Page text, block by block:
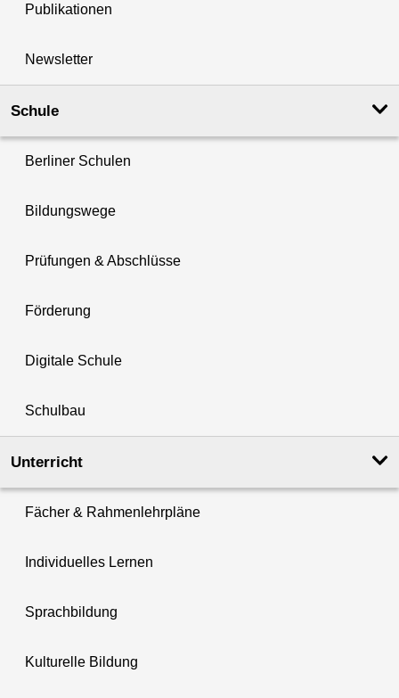
Publikationen
Newsletter
Schule
Berliner Schulen
Bildungswege
Prüfungen & Abschlüsse
Förderung
Digitale Schule
Schulbau
Unterricht
Fächer & Rahmenlehrpläne
Individuelles Lernen
Sprachbildung
Kulturelle Bildung